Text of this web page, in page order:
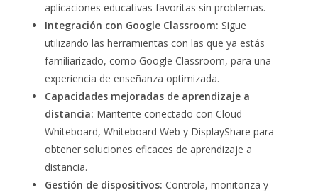
aplicaciones educativas favoritas sin problemas.
Integración con Google Classroom: Sigue
utilizando las herramientas con las que ya estás
familiarizado, como Google Classroom, para una
experiencia de enseñanza optimizada.
Capacidades mejoradas de aprendizaje a
distancia: Mantente conectado con Cloud
Whiteboard, Whiteboard Web y DisplayShare para
obtener soluciones eficaces de aprendizaje a
distancia.
Gestión de dispositivos: Controla, monitoriza y